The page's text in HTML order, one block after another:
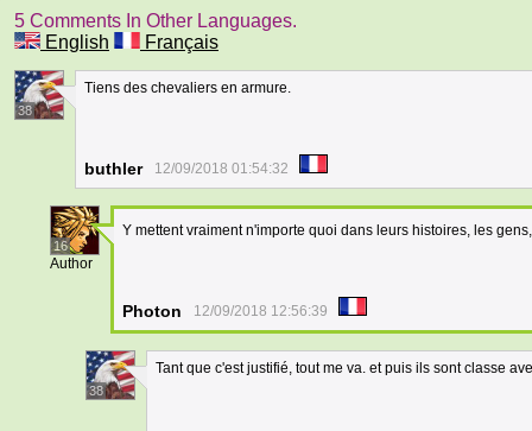
5 Comments In Other Languages.
English
Français
38
Tiens des chevaliers en armure.
buthler 12/09/2018 01:54:32
16
Author
Y mettent vraiment n'importe quoi dans leurs histoires, les
Photon 12/09/2018 12:56:39
38
Tant que c'est justifié, tout me va. et puis ils sont classe